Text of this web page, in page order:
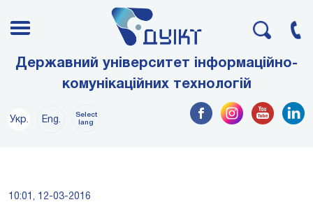
Державний університет інформаційно-
комунікаційних технологій
Укр. Eng.
Select
lang
10:01, 12-03-2016